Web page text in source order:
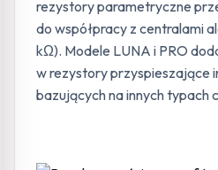
rezystory parametryczne
do współpracy z centralami
kΩ). Modele LUNA i PRO
w rezystory przyspieszające
bazujących na innych typach